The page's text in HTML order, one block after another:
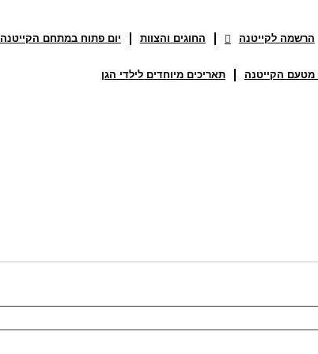
הרשמה לקייטנה החוגים והצוות יום פתוח במתחם הקייטנה
מטעם הקייטנה תאריכים מיוחדים לילדי הגן